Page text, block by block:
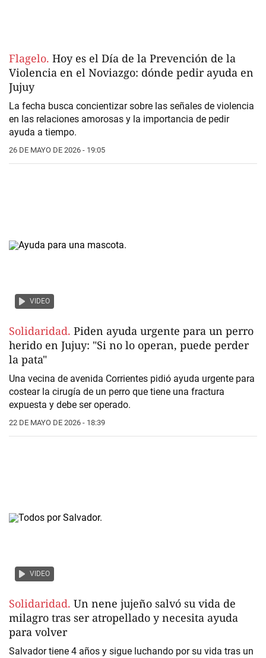
Flagelo. Hoy es el Día de la Prevención de la
Violencia en el Noviazgo: dónde pedir ayuda en
Jujuy
La fecha busca concientizar sobre las señales de violencia
en las relaciones amorosas y la importancia de pedir
ayuda a tiempo.
26 DE MAYO DE 2026 - 19:05
VIDEO
Solidaridad. Piden ayuda urgente para un perro
herido en Jujuy: "Si no lo operan, puede perder
la pata"
Una vecina de avenida Corrientes pidió ayuda urgente para
costear la cirugía de un perro que tiene una fractura
expuesta y debe ser operado.
22 DE MAYO DE 2026 - 18:39
VIDEO
Solidaridad. Un nene jujeño salvó su vida de
milagro tras ser atropellado y necesita ayuda
para volver
Salvador tiene 4 años y sigue luchando por su vida tras un